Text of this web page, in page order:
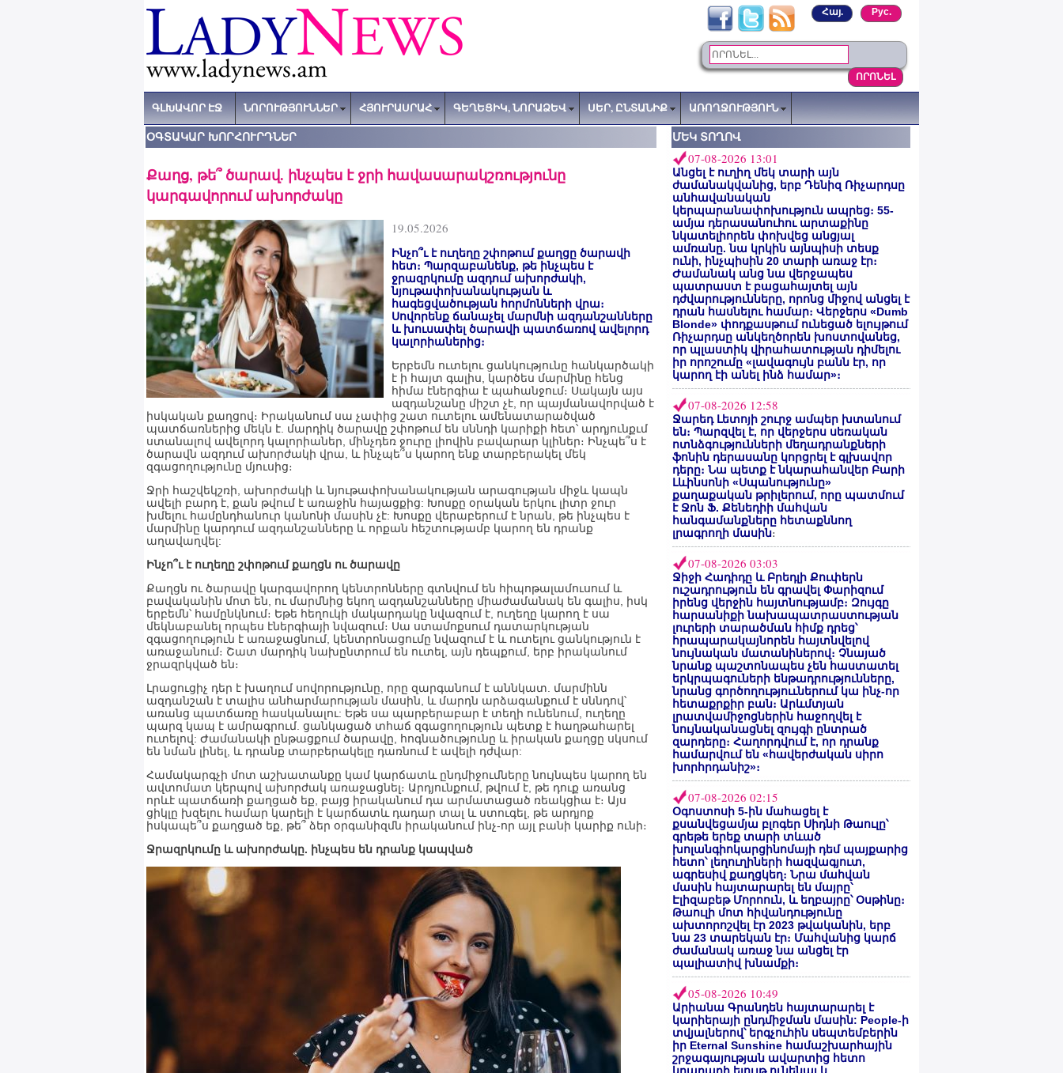
Рус.
Հայ.
ԳԼԽԱՎՈՐ ԷՋ ՆՈՐՈՒԹՅՈՒՆՆԵՐ ՀՅՈՒՐԱՍՐԱՀ ԳԵՂԵՑԻԿ, ՆՈՐԱՁԵՎ ՍԵՐ, ԸՆՏԱՆԻՔ ԱՌՈՂՋՈՒԹՅՈՒՆ
ՕԳՏԱԿԱՐ ԽՈՐՀՈՒՐԴՆԵՐ
Քաղց, թե՞ ծարավ. ինչպես է ջրի հավասարակշռությունը
կարգավորում ախորժակը
19.05.2026
Ինչո՞ւ է ուղեղը շփոթում քաղցը ծարավի
հետ։ Պարզաբանենք, թե ինչպես է
ջրազրկումը ազդում ախորժակի,
նյութափոխանակության և
հագեցվածության հորմոնների վրա։
Սովորենք ճանաչել մարմնի ազդանշանները
և խուսափել ծարավի պատճառով ավելորդ
կալորիաներից։
Երբեմն ուտելու ցանկությունը հանկարծակի
է ի հայտ գալիս, կարծես մարմինը հենց
հիմա էներգիա է պահանջում։ Սակայն այս
ազդանշանը միշտ չէ, որ պայմանավորված է
իսկական քաղցով։ Իրականում սա չափից շատ ուտելու ամենատարածված
պատճառներից մեկն է. մարդիկ ծարավը շփոթում են սննդի կարիքի հետ՝ արդյունքւմ
ստանալով ավելորդ կալորիաներ, մինչդեռ ջուրը լիովին բավարար կլիներ։ Ինչպե՞ս է
ծարավն ազդում ախորժակի վրա, և ինչպե՞ս կարող ենք տարբերակել մեկ
զգացողությունը մյուսից։
Ջրի հաշվեկշռի, ախորժակի և նյութափոխանակության արագության միջև կապն
ավելի բարդ է, քան թվում է առաջին հայացքից: Խոսքը օրական երկու լիտր ջուր
խմելու համընդհանուր կանոնի մասին չէ: Խոսքը վերաբերում է նրան, թե ինչպես է
մարմինը կարդում ազդանշանները և որքան հեշտությամբ կարող են դրանք
աղավաղվել:
Ինչո՞ւ է ուղեղը շփոթում քաղցն ու ծարավը
Քաղցն ու ծարավը կարգավորող կենտրոնները գտնվում են հիպոթալամուսում և
բավականին մոտ են, ու մարմնից եկող ազդանշանները միաժամանակ են գալիս, իսկ
երբեմն՝ համընկնում։ Եթե հեղուկի մակարդակը նվազում է, ուղեղը կարող է սա
մեկնաբանել որպես էներգիայի նվազում։ Սա ստամոքսում դատարկության
զգացողություն է առաջացնում, կենտրոնացումը նվազում է և ուտելու ցանկություն է
առաջանում։ Շատ մարդիկ նախընտրում են ուտել, այն դեպքում, երբ իրականում
ջրազրկված են։
Լրացուցիչ դեր է խաղում սովորությունը, որը զարգանում է աննկատ. մարմինն
ազդանշան է տալիս անհարմարության մասին, և մարդն արձագանքում է սննդով՝
առանց պատճառը հասկանալու: Եթե սա պարբերաբար է տեղի ունենում, ուղեղը
պարզ կապ է ամրագրում. ցանկացած տհաճ զգացողություն պետք է հաղթահարել
ուտելով: Ժամանակի ընթացքում ծարավը, հոգնածությունը և իրական քաղցը սկսում
են նման լինել, և դրանք տարբերակելը դառնում է ավելի դժվար:
Համակարգչի մոտ աշխատանքը կամ կարճատև ընդմիջումները նույնպես կարող են
ավտոմատ կերպով ախորժակ առաջացնել։ Արդյունքում, թվում է, թե դուք առանց
որևէ պատճառի քաղցած եք, բայց իրականում դա արմատացած ռեակցիա է։ Այս
ցիկլը խզելու համար կարելի է կարճատև դադար տալ և ստուգել, թե արդյոք
իսկապե՞ս քաղցած եք, թե՞ ձեր օրգանիզմն իրականում ինչ-որ այլ բանի կարիք ունի։
Ջրազրկումը և ախորժակը. ինչպես են դրանք կապված
ՄԵԿ ՏՈՂՈՎ
07-08-2026 13:01
Անցել է ուղիղ մեկ տարի այն
ժամանակվանից, երբ Դենիզ Ռիչարդսը
անհավանական
կերպարանափոխություն ապրեց։ 55-
ամյա դերասանուհու արտաքինը
նկատելիորեն փոխվեց անցյալ
ամռանը. նա կրկին այնպիսի տեսք
ունի, ինչպիսին 20 տարի առաջ էր։
Ժամանակ անց նա վերջապես
պատրաստ է բացահայտել այն
դժվարությունները, որոնց միջով անցել է
դրան հասնելու համար։ Վերջերս «Dumb
Blonde» փոդքասթում ունեցած ելույթում
Ռիչարդսը անկեղծորեն խոստովանեց,
որ պլաստիկ վիրահատության դիմելու
իր որոշումը «լավագույն բանն էր, որ
կարող էի անել ինձ համար»։
07-08-2026 12:58
Ջարեդ Լետոյի շուրջ ամպեր խտանում
են։ Պարզվել է, որ վերջերս սեռական
ոտնձգությունների մեղադրանքների
ֆոնին դերասանը կորցրել է գլխավոր
դերը։ Նա պետք է նկարահանվեր Բարի
Լևինսոնի «Սպանությունը»
քաղաքական թրիլերում, որը պատմում
է Ջոն Ֆ. Քենեդիի մահվան
հանգամանքները հետաքննող
լրագրողի մասին։
07-08-2026 03:03
Ջիջի Հադիդը և Բրեդլի Քուփերն
ուշադրություն են գրավել Փարիզում
իրենց վերջին հայտնությամբ։ Զույգը
հարսանիքի նախապատրաստության
լուրերի տարածման հիմք դրեց՝
հրապարակայնորեն հայտնվելով
նույնական մատանիներով։ Չնայած
նրանք պաշտոնապես չեն հաստատել
երկրպագուների ենթադրությունները,
նրանց գործողություւներում կա ինչ-որ
հետաքրքիր բան։ Արևմտյան
լրատվամիջոցներին հաջողվել է
նույնականացնել զույգի ընտրած
զարդերը։ Հաղորդվում է, որ դրանք
համարվում են «հավերժական սիրո
խորհրդանիշ»։
07-08-2026 02:15
Օգոստոսի 5-ին մահացել է
քսանվեցամյա բլոգեր Սիդնի Թաուլը՝
գրեթե երեք տարի տևած
խոլանգիոկարցինոմայի դեմ պայքարից
հետո՝ լեղուղիների հազվագյուտ,
ագրեսիվ քաղցկեղ։ Նրա մահվան
մասին հայտարարել են մայրը՝
Էլիզաբեթ Մորոուն, և եղբայրը՝ Օսթինը։
Թաուլի մոտ հիվանդությունը
ախտորոշվել էր 2023 թվականին, երբ
նա 23 տարեկան էր։ Մահվանից կարճ
ժամանակ առաջ նա անցել էր
պալիատիվ խնամքի։
05-08-2026 10:49
Արիանա Գրանդեն հայտարարել է
կարիերայի ընդմիջման մասին: People-ի
տվյալներով՝ երգչուհին սեպտեմբերին
իր Eternal Sunshine համաշխարհային
շրջագայության ավարտից հետո